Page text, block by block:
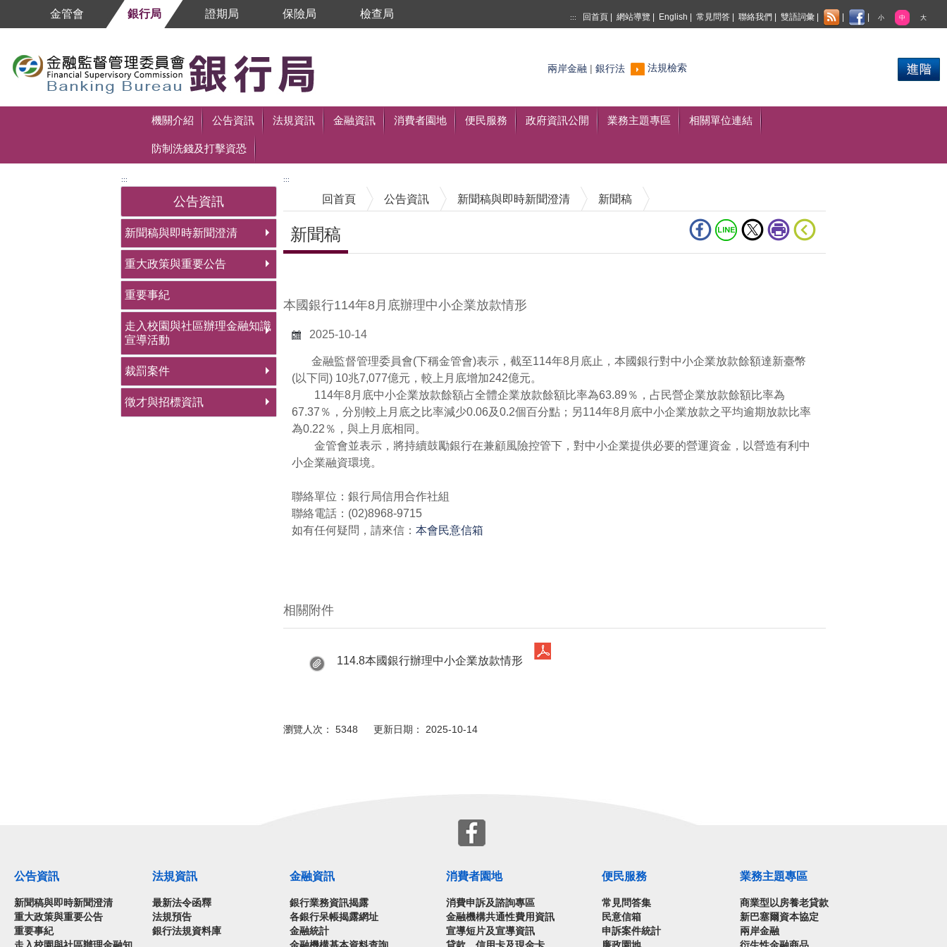
跳到主要內容區塊
金管會 銀行局 證期局 保險局 檢查局 ::: 回首頁 網站導覽 English 常見問答 聯絡我們 雙語詞彙 小 中 大
搜尋
兩岸金融 銀行法 法規檢索
機關介紹 公告資訊 法規資訊 金融資訊 消費者園地 便民服務 政府資訊公開 業務主題專區 相關單位連結
防制洗錢及打擊資恐
:::
公告資訊
新聞稿與即時新聞澄清
重大政策與重要公告
重要事紀
走入校園與社區辦理金融知識
宣導活動
裁罰案件
徵才與招標資訊
:::
回首頁 公告資訊 新聞稿與即時新聞澄清 新聞稿
新聞稿
本國銀行114年8月底辦理中小企業放款情形
2025-10-14
金融監督管理委員會(下稱金管會)表示，截至114年8月底止，本國銀行對中小企業放款餘額達新臺幣
(以下同) 10兆7,077億元，較上月底增加242億元。
114年8月底中小企業放款餘額占全體企業放款餘額比率為63.89％，占民營企業放款餘額比率為
67.37％，分別較上月底之比率減少0.06及0.2個百分點；另114年8月底中小企業放款之平均逾期放款比率
為0.22％，與上月底相同。
金管會並表示，將持續鼓勵銀行在兼顧風險控管下，對中小企業提供必要的營運資金，以營造有利中
小企業融資環境。
聯絡單位：銀行局信用合作社組
聯絡電話：(02)8968-9715
如有任何疑問，請來信： 本會民意信箱
相關附件
114.8本國銀行辦理中小企業放款情形
瀏覽人次： 5348 更新日期： 2025-10-14
公告資訊
新聞稿與即時新聞澄清
重大政策與重要公告
重要事紀
法規資訊
最新法令函釋
法規預告
銀行法規資料庫
金融資訊
銀行業務資訊揭露
各銀行呆帳揭露網址
金融統計
消費者園地
消費申訴及諮詢專區
金融機構共通性費用資訊
宣導短片及宣導資訊
便民服務
常見問答集
民意信箱
申訴案件統計
業務主題專區
商業型以房養老貸款
新巴塞爾資本協定
兩岸金融